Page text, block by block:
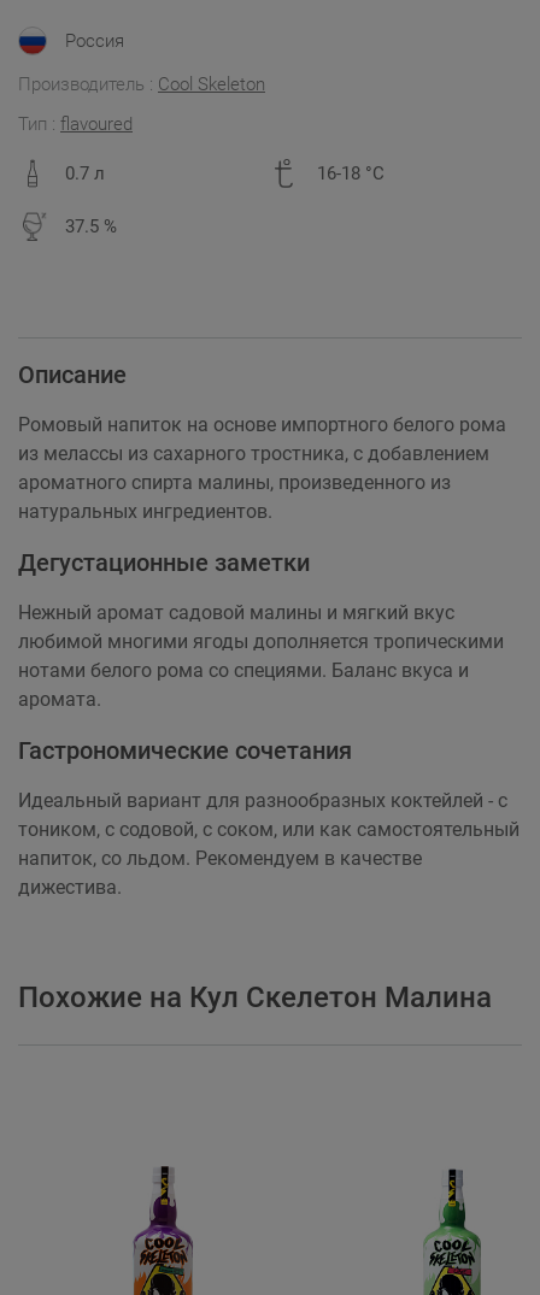
Россия
Производитель : Cool Skeleton
Тип : flavoured
0.7 л 16-18 °C
37.5 %
Описание
Ромовый напиток на основе импортного белого рома
из мелассы из сахарного тростника, с добавлением
ароматного спирта малины, произведенного из
натуральных ингредиентов.
Дегустационные заметки
Нежный аромат садовой малины и мягкий вкус
любимой многими ягоды дополняется тропическими
нотами белого рома со специями. Баланс вкуса и
аромата.
Гастрономические сочетания
Идеальный вариант для разнообразных коктейлей - с
тоником, с содовой, с соком, или как самостоятельный
напиток, со льдом. Рекомендуем в качестве
дижестива.
Похожие на Кул Скелетон Малина